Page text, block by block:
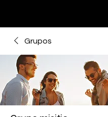
Grupos